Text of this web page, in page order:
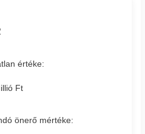
értéke:
Ft
önerő mértéke: